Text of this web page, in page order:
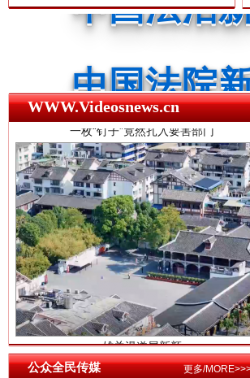
中国法院
中国检察
中国医药
中国企业
中国农业
WWW.Videosnews.cn
一枚“钉子”竟然扎入要害部门
雄关漫道展新颜
公众全民传媒 更多/